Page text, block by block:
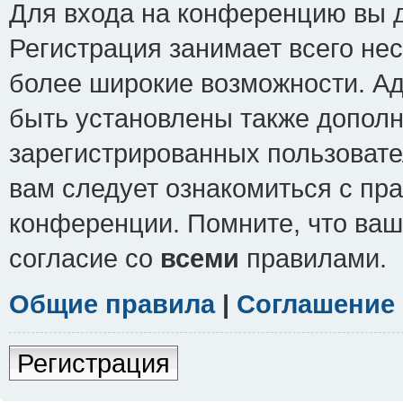
Для входа на конференцию вы
Регистрация занимает всего
более широкие возможности.
быть установлены также
зарегистрированных
вам следует ознакомиться с
конференции. Помните, что
согласие со всеми правилами.
Общие правила|
Регистрация